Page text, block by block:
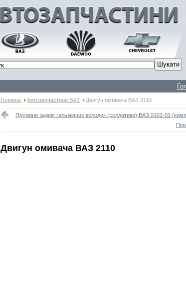
Головна Автозапчастини ВАЗ Двигун омивача ВАЗ 2110
Пружини задніх гальмівних колодок (солдатики) ВАЗ 2101-03
Двигун омивача ВАЗ 2110